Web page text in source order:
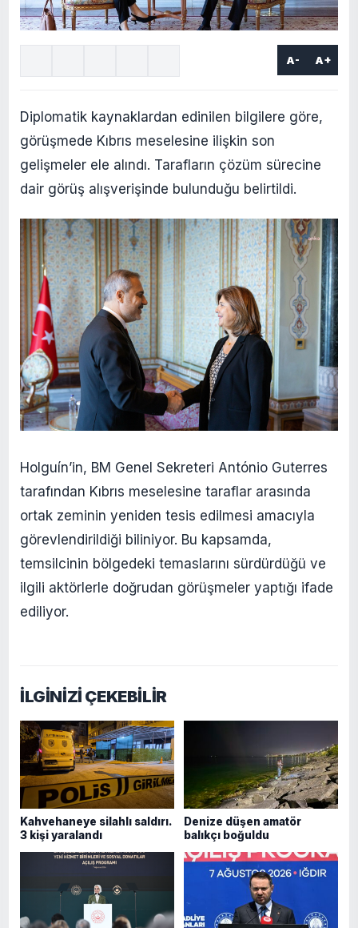
A- A+
Diplomatik kaynaklardan edinilen bilgilere göre,
görüşmede Kıbrıs meselesine ilişkin son
gelişmeler ele alındı. Tarafların çözüm sürecine
dair görüş alışverişinde bulunduğu belirtildi.
Holguín’in, BM Genel Sekreteri António Guterres
tarafından Kıbrıs meselesine taraflar arasında
ortak zeminin yeniden tesis edilmesi amacıyla
görevlendirildiği biliniyor. Bu kapsamda,
temsilcinin bölgedeki temaslarını sürdürdüğü ve
ilgili aktörlerle doğrudan görüşmeler yaptığı ifade
ediliyor.
İLGİNİZİ ÇEKEBİLİR
Kahvehaneye silahlı saldırı.
3 kişi yaralandı
Denize düşen amatör
balıkçı boğuldu